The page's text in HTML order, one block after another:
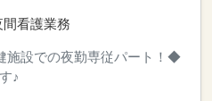
看護業務
施設での夜勤専従パート！◆
♪